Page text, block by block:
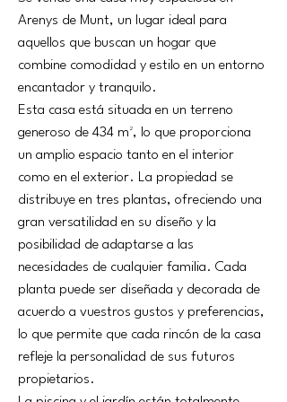
Arenys de Munt, un lugar ideal para
aquellos que buscan un hogar que
combine comodidad y estilo en un entorno
encantador y tranquilo.
Esta casa está situada en un terreno
generoso de 434 m², lo que proporciona
un amplio espacio tanto en el interior
como en el exterior. La propiedad se
distribuye en tres plantas, ofreciendo una
gran versatilidad en su diseño y la
posibilidad de adaptarse a las
necesidades de cualquier familia. Cada
planta puede ser diseñada y decorada de
acuerdo a vuestros gustos y preferencias,
lo que permite que cada rincón de la casa
refleje la personalidad de sus futuros
propietarios.